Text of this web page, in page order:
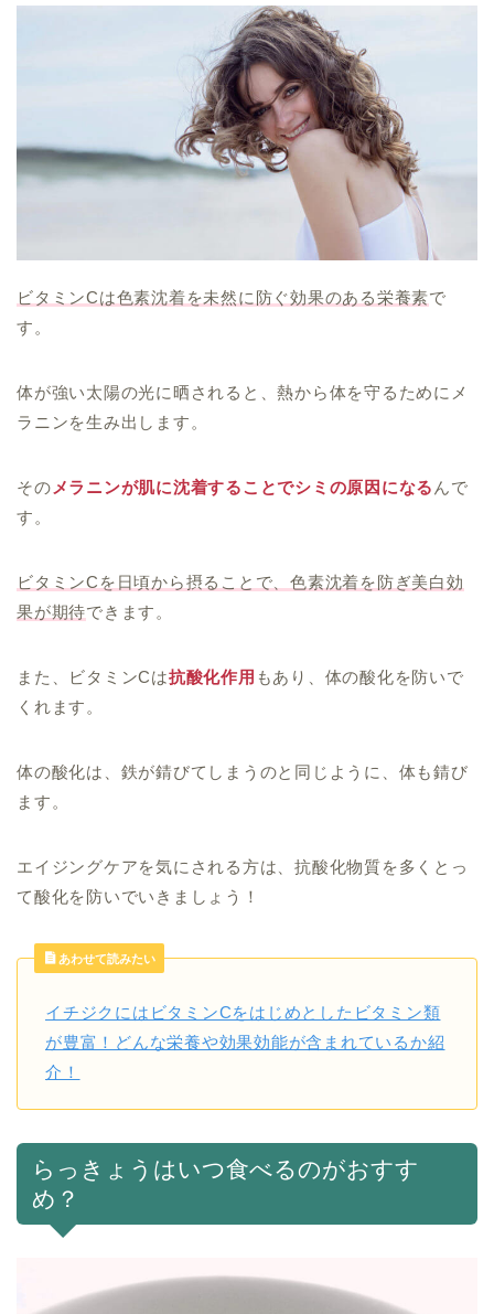
ビタミンCは色素沈着を未然に防ぐ効果のある栄養素で
す。
体が強い太陽の光に晒されると、熱から体を守るためにメ
ラニンを生み出します。
その メラニンが肌に沈着することでシミの原因になる んで
す。
ビタミンCを日頃から摂ることで、色素沈着を防ぎ美白効
果が期待できます。
また、ビタミンCは抗酸化作用 もあり、体の酸化を防いで
くれます。
体の酸化は、鉄が錆びてしまうのと同じように、体も錆び
ます。
エイジングケアを気にされる方は、抗酸化物質を多くとっ
て酸化を防いでいきましょう！
あわせて読みたい
イチジクにはビタミンCをはじめとしたビタミン類
が豊富！どんな栄養や効果効能が含まれているか紹
介！
らっきょうはいつ食べるのがおすす
め？